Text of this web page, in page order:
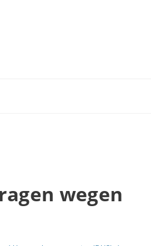
wegen